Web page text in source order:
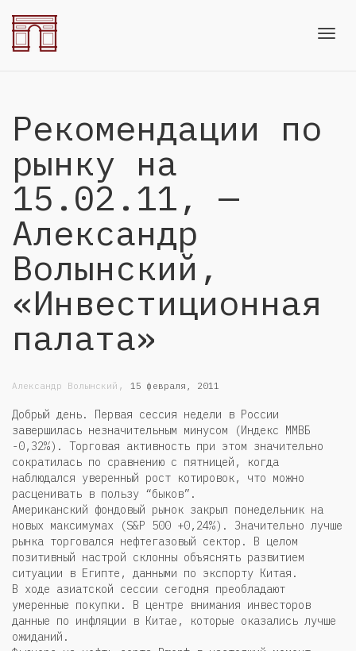
Рекомендации по
рынку на
15.02.11, —
Александр
Волынский,
«Инвестиционная
палата»
Александр Волынский , 15 февраля, 2011
Добрый день. Первая сессия недели в России
завершилась незначительным минусом (Индекс ММВБ
-0,32%). Торговая активность при этом значительно
сократилась по сравнению с пятницей, когда
наблюдался уверенный рост котировок, что можно
расценивать в пользу “быков”.
Американский фондовый рынок закрыл понедельник на
новых максимумах (S&P 500 +0,24%). Значительно лучше
рынка торговался нефтегазовый сектор. В целом
позитивный настрой склонны объяснять развитием
ситуации в Египте, данными по экспорту Китая.
В ходе азиатской сессии сегодня преобладают
умеренные покупки. В центре внимания инвесторов
данные по инфляции в Китае, которые оказались лучше
ожиданий.